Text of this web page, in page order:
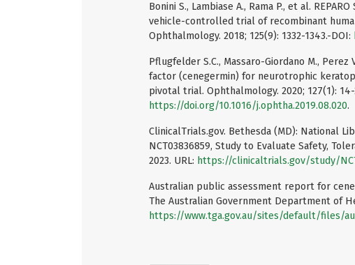
Bonini S., Lambiase A., Rama P., et al.
vehicle-controlled trial of recombinant
Ophthalmology. 2018; 125(9): 1332-1343.-DOI:
Pflugfelder S.C., Massaro-Giordano M.,
factor (cenegermin) for neurotrophic
pivotal trial. Ophthalmology. 2020; 127(1): 14-
https://doi.org/10.1016/j.ophtha.2019.08.020.
ClinicalTrials.gov. Bethesda (MD): National
NCT03836859, Study to Evaluate Safety,
2023. URL: https://clinicaltrials.gov/study/
Australian public assessment report for
The Australian Government Department of
https://www.tga.gov.au/sites/default/files/